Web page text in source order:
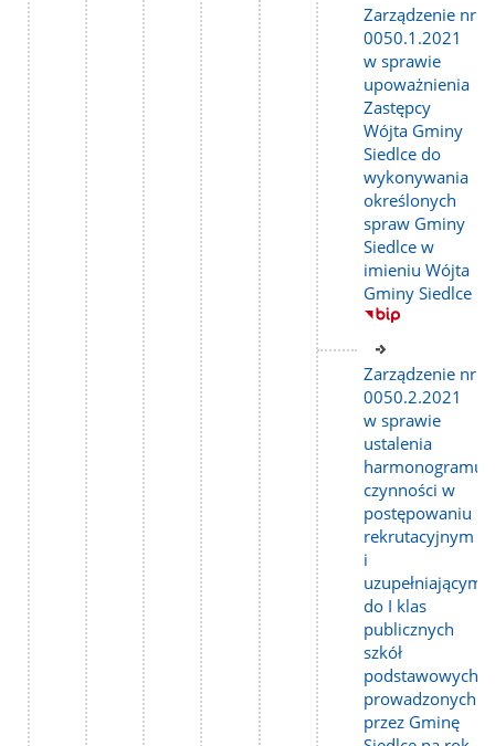
do
strony
Zarządzenie nr
0050.1.2021
w sprawie
upoważnienia
Zastępcy
Wójta Gminy
Siedlce do
wykonywania
określonych
spraw Gminy
Siedlce w
imieniu Wójta
Gminy Siedlce
do
strony
Zarządzenie nr
0050.2.2021
w sprawie
ustalenia
harmonogramu
czynności w
postępowaniu
rekrutacyjnym
i
uzupełniającym
do I klas
publicznych
szkół
podstawowych
prowadzonych
przez Gminę